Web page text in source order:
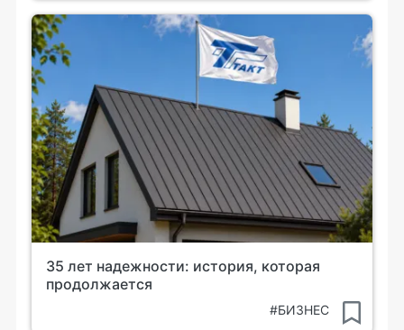
35 лет надежности: история, которая
продолжается
#БИЗНЕС